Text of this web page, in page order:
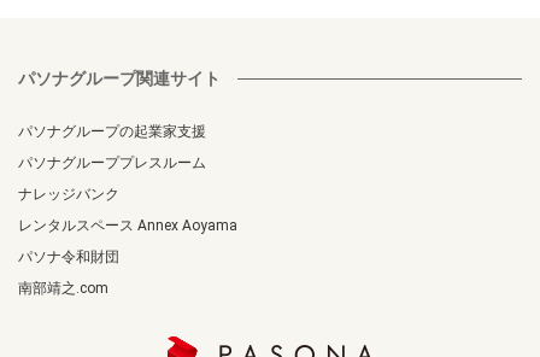
パソナグループ関連サイト
パソナグループの起業家支援
パソナグループプレスルーム
ナレッジバンク
レンタルスペース Annex Aoyama
パソナ令和財団
南部靖之.com